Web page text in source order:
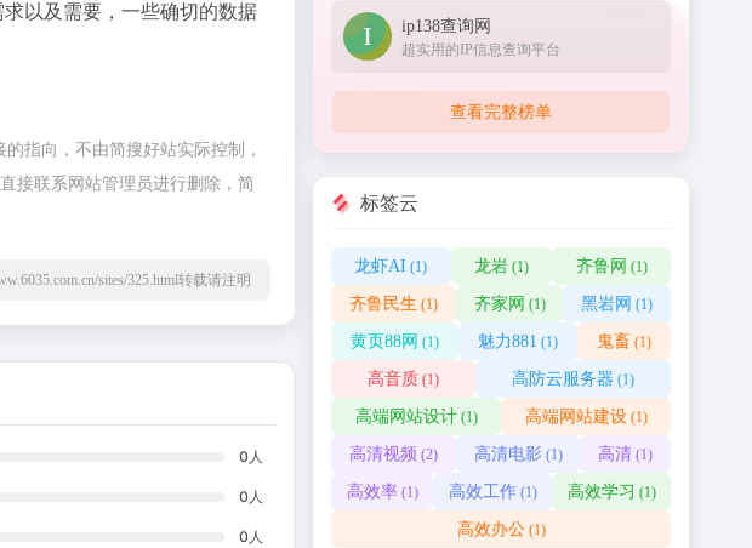
以及需要，一些确切的数据
指向，不由简搜好站实际控制，
接联系网站管理员进行删除，简
sites/325.html转载请注明
0 人
0 人
0 人
ip138查询网
超实用的IP信息查询平台
查看完整榜单
标签云
龙虾AI (1) 龙岩 (1) 齐鲁网 (1)
齐鲁民生 (1) 齐家网 (1) 黑岩网 (1)
黄页88网 (1) 魅力881 (1) 鬼畜 (1)
高音质 (1) 高防云服务器 (1)
高端网站设计(1) 高端网站建设(1)
高清视频 (2) 高清电影 (1) 高清 (1)
高效率(1) 高效工作(1) 高效学习 (1)
高效办公(1)